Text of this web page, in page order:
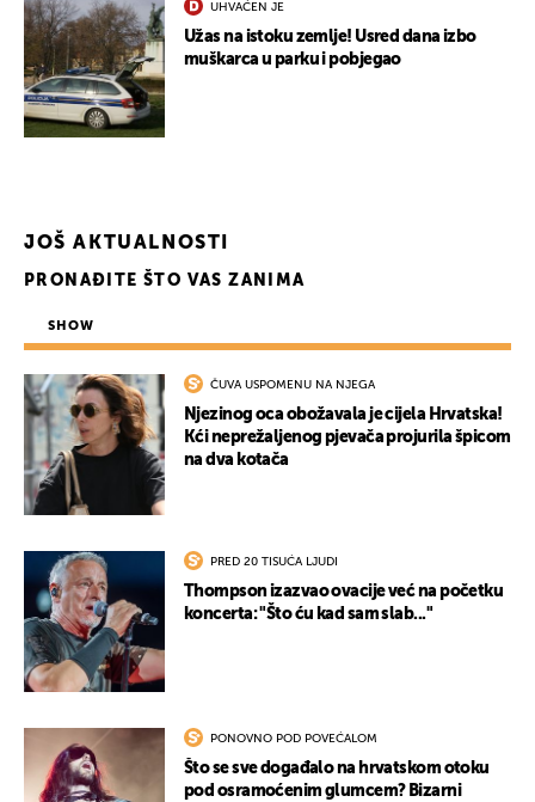
UHVAĆEN JE
Užas na istoku zemlje! Usred dana izbo
muškarca u parku i pobjegao
JOŠ AKTUALNOSTI
PRONAĐITE ŠTO VAS ZANIMA
SHOW
ČUVA USPOMENU NA NJEGA
Njezinog oca obožavala je cijela Hrvatska!
Kći neprežaljenog pjevača projurila špicom
na dva kotača
PRED 20 TISUĆA LJUDI
Thompson izazvao ovacije već na početku
koncerta: "Što ću kad sam slab..."
PONOVNO POD POVEĆALOM
Što se sve događalo na hrvatskom otoku
pod osramoćenim glumcem? Bizarni
UKLJUČITE NOTIFIKACIJE